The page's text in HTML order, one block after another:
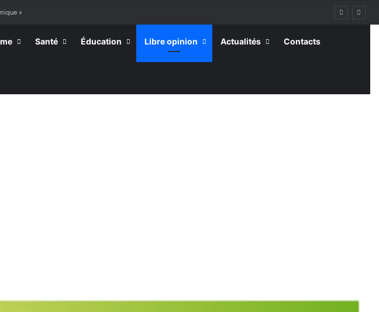
»
Santé Éducation Libre opinion Actualités Contacts